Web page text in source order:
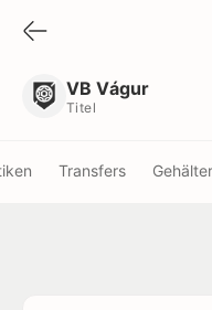
VB Vágur
Titel
Transfers Gehälter